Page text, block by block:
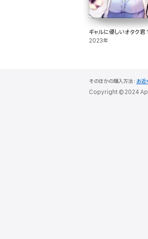
ギャルに優しいオタク君
2023年
そのほかの購入方法： お
Copyright © 2024